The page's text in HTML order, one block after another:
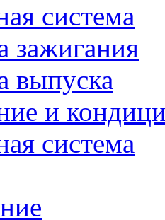
система
зажигания
выпуска
и
система